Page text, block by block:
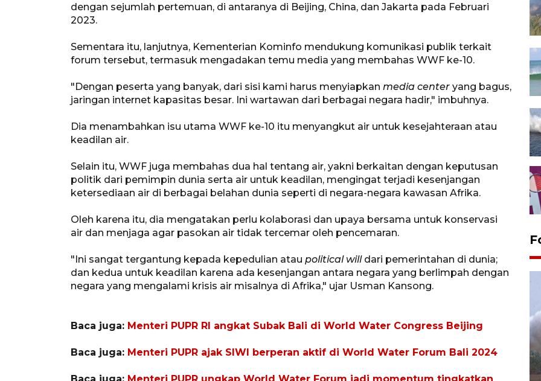
dengan sejumlah pertemuan, di antaranya di Beijing, China, dan Jakarta pada Februari
2023.
Sementara itu, lanjutnya, Kementerian Kominfo mendukung komunikasi publik terkait
forum tersebut, termasuk mengadakan temu media yang membahas WWF ke-10.
"Dengan peserta yang banyak, dari sisi kami harus menyiapkan media center yang bagus,
jaringan internet kapasitas besar. Ini wartawan dari berbagai negara hadir," imbuhnya.
Dia menambahkan isu utama WWF ke-10 itu menyangkut air untuk kesejahteraan atau
keadilan air.
Selain itu, WWF juga membahas dua hal tentang air, yakni berkaitan dengan keputusan
politik dari pemimpin dunia serta air untuk keadilan, mengingat terjadi kesenjangan
ketersediaan air di berbagai belahan dunia seperti di negara-negara kawasan Afrika.
Oleh karena itu, dia mengatakan perlu kolaborasi dan upaya bersama untuk konservasi
air dan menjaga agar pasokan air tidak tercemar oleh pencemaran.
"Ini sangat tergantung kepada kepedulian atau political will dari pemerintahan di dunia;
dan kedua untuk keadilan karena ada kesenjangan antara negara yang berlimpah dengan
negara yang mengalami krisis air misalnya di Afrika," ujar Usman Kansong.
Baca juga: Menteri PUPR RI angkat Subak Bali di World Water Congress Beijing
Baca juga: Menteri PUPR ajak SIWI berperan aktif di World Water Forum Bali 2024
Baca juga: Menteri PUPR ungkap World Water Forum jadi momentum tingkatkan
selamat dari kebakaran KM